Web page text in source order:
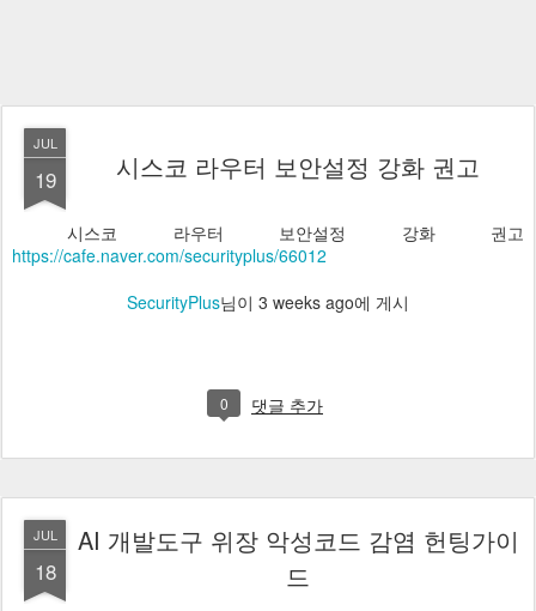
JUL
19 시스코 라우터 보안설정 강화 권고
시스코 라우터 보안설정 강화 권고
https://cafe.naver.com/securityplus/66012
SecurityPlus님이 3 weeks ago에 게시
0 댓글 추가
JUL
18
AI 개발도구 위장 악성코드 감염 헌팅가이
드